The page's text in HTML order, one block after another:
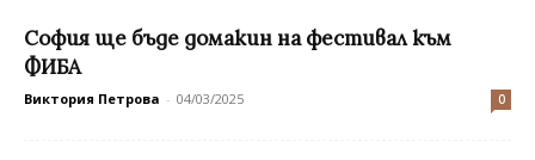
София ще бъде домакин на фестивал към
ФИБА
Виктория Петрова - 04/03/2025 0